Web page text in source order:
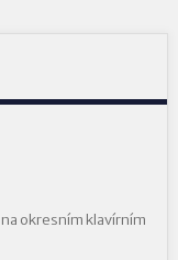
okresním klavírním